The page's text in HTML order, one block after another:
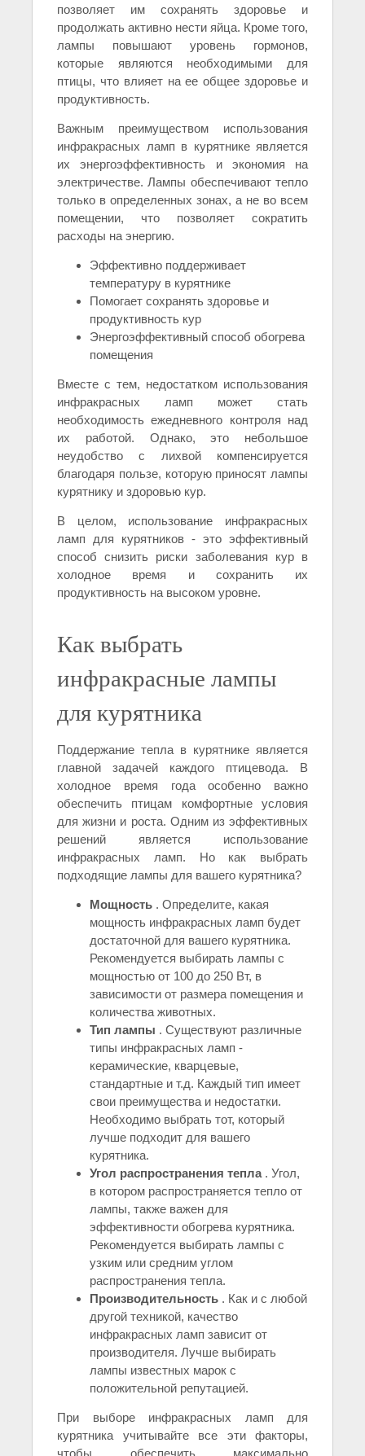
позволяет им сохранять здоровье и
продолжать активно нести яйца. Кроме того,
лампы повышают уровень гормонов,
которые являются необходимыми для
птицы, что влияет на ее общее здоровье и
продуктивность.
Важным преимуществом использования
инфракрасных ламп в курятнике является
их энергоэффективность и экономия на
электричестве. Лампы обеспечивают тепло
только в определенных зонах, а не во всем
помещении, что позволяет сократить
расходы на энергию.
Эффективно поддерживает
температуру в курятнике
Помогает сохранять здоровье и
продуктивность кур
Энергоэффективный способ обогрева
помещения
Вместе с тем, недостатком использования
инфракрасных ламп может стать
необходимость ежедневного контроля над
их работой. Однако, это небольшое
неудобство с лихвой компенсируется
благодаря пользе, которую приносят лампы
курятнику и здоровью кур.
В целом, использование инфракрасных
ламп для курятников - это эффективный
способ снизить риски заболевания кур в
холодное время и сохранить их
продуктивность на высоком уровне.
Как выбрать
инфракрасные лампы
для курятника
Поддержание тепла в курятнике является
главной задачей каждого птицевода. В
холодное время года особенно важно
обеспечить птицам комфортные условия
для жизни и роста. Одним из эффективных
решений является использование
инфракрасных ламп. Но как выбрать
подходящие лампы для вашего курятника?
Мощность . Определите, какая
мощность инфракрасных ламп будет
достаточной для вашего курятника.
Рекомендуется выбирать лампы с
мощностью от 100 до 250 Вт, в
зависимости от размера помещения и
количества животных.
Тип лампы . Существуют различные
типы инфракрасных ламп -
керамические, кварцевые,
стандартные и т.д. Каждый тип имеет
свои преимущества и недостатки.
Необходимо выбрать тот, который
лучше подходит для вашего
курятника.
Угол распространения тепла . Угол,
в котором распространяется тепло от
лампы, также важен для
эффективности обогрева курятника.
Рекомендуется выбирать лампы с
узким или средним углом
распространения тепла.
Производительность . Как и с любой
другой техникой, качество
инфракрасных ламп зависит от
производителя. Лучше выбирать
лампы известных марок с
положительной репутацией.
При выборе инфракрасных ламп для
курятника учитывайте все эти факторы,
чтобы обеспечить максимально